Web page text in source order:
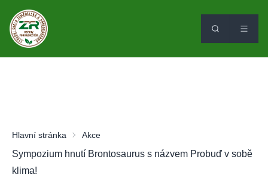
Hlavní stránka Akce
Sympozium hnutí Brontosaurus s názvem Probuď v sobě
klima!